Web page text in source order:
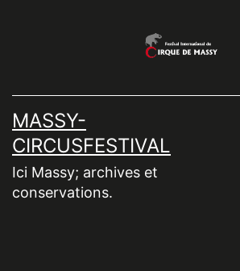
MASSY-
CIRCUSFESTIVAL
Ici Massy; archives et
conservations.